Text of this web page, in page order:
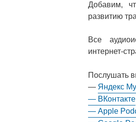
Добавим,
развитию
Все
интернет-
Послушать
— Яндекс
— ВКонтакте
— Apple